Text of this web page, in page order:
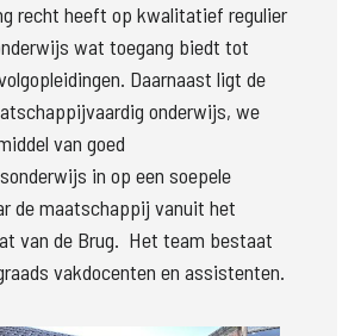
recht heeft op kwalitatief regulier
wat toegang biedt tot
Daarnaast ligt de
onderwijs, we
van goed
in op een soepele
de maatschappij vanuit het
van de Brug.  Het team bestaat
vakdocenten en assistenten.